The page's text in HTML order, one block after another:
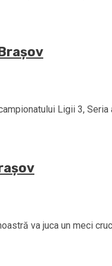
Ligii 3, Seria
va juca un meci